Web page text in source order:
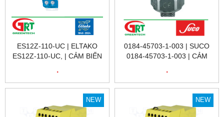
ES12Z-110-UC | ELTAKO
ES12Z-110-UC, | CẢM BIẾN
.
0184-45703-1-003 | SUCO
0184-45703-1-003 | CẢM
| SUCO VIỆT NAM
.
NEW NEW